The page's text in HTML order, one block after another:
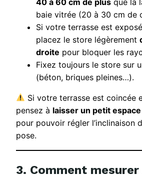
baie vitrée (20 à 30 cm de
Si votre terrasse est
placez le store légèrement
droite pour bloquer les
Fixez toujours le store sur
(béton, briques pleines…).
Si votre terrasse est coincée
pensez à laisser un petit
pour pouvoir régler l’inclinaison
pose.
3. Comment